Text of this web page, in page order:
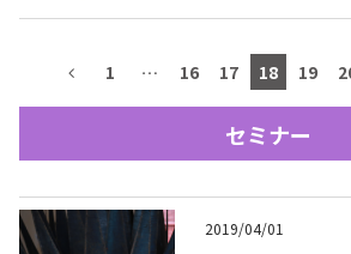
お問合せ テキーラ・
バー
Bar &
1 … 16 17 18 19
セミナー
2019/04/01